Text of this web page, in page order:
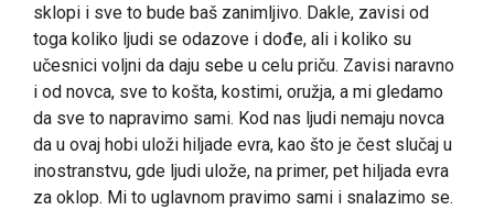
sklopi i sve to bude baš zanimljivo. Dakle, zavisi od
toga koliko ljudi se odazove i dođe, ali i koliko su
učesnici voljni da daju sebe u celu priču. Zavisi naravno
i od novca, sve to košta, kostimi, oružja, a mi gledamo
da sve to napravimo sami. Kod nas ljudi nemaju novca
da u ovaj hobi uloži hiljade evra, kao što je čest slučaj u
inostranstvu, gde ljudi ulože, na primer, pet hiljada evra
za oklop. Mi to uglavnom pravimo sami i snalazimo se.